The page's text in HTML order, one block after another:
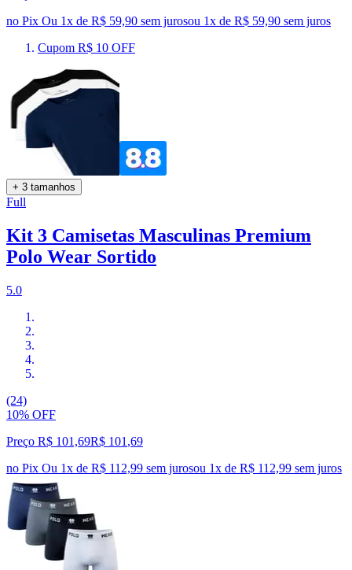
no Pix Ou 1x de R$ 59,90 sem jurosou 1x de R$ 59,90 sem juros
Cupom R$ 10 OFF
+ 3 tamanhos
Full
Kit 3 Camisetas Masculinas Premium
Polo Wear Sortido
5.0
(24)
10% OFF
Preço R$ 101,69R$ 101 ,69
no Pix Ou 1x de R$ 112,99 sem jurosou 1x de R$ 112,99 sem juros